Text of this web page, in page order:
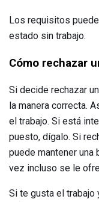
Los requisitos
estado sin trabajo.
Cómo rechazar
Si decide rechazar
la manera correcta.
el trabajo. Si está
puesto, dígalo. Si
puede mantener una
vez incluso se le
Si te gusta el trabajo